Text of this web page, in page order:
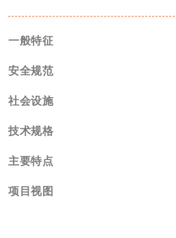
一般特征
安全规范
社会设施
技术规格
主要特点
项目视图